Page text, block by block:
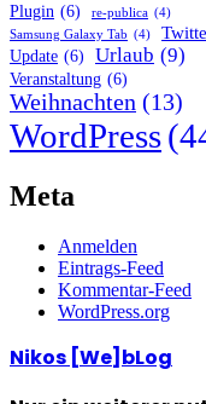
Plugin (6) re-publica (4)
Samsung Galaxy Tab (4)
Update (6) Urlaub (9)
Veranstaltung (6)
Weihnachten (13)
WordPress
Meta
Anmelden
Eintrags-Feed
Kommentar-Feed
WordPress.org
Nikos [We]bLog